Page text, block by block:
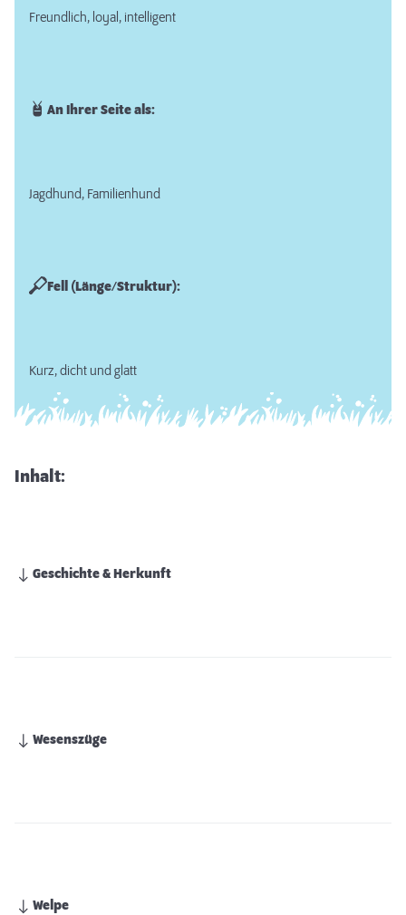
Freundlich, loyal, intelligent
An Ihrer Seite als:
Jagdhund, Familienhund
Fell (Länge/Struktur):
Kurz, dicht und glatt
Inhalt:
Geschichte & Herkunft
Wesenszüge
Welpe